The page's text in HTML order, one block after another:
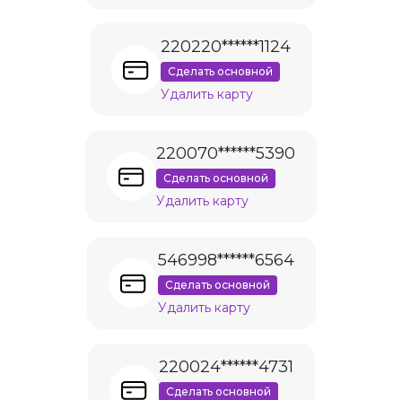
220220******1124
Сделать основной
Удалить карту
220070******5390
Сделать основной
Удалить карту
546998******6564
Сделать основной
Удалить карту
220024******4731
Сделать основной